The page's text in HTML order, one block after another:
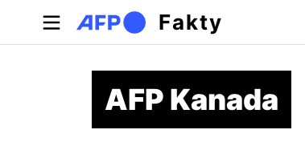
Skočiť na hlavný obsah
Fakty
AFP Kanada